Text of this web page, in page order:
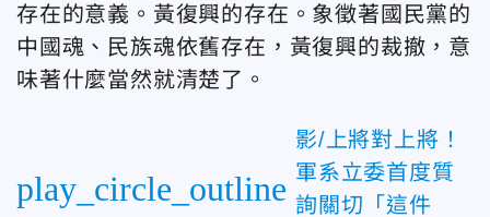
存在的意義。黃復興的存在。象徵著國民黨的
中國魂、民族魂依舊存在，黃復興的裁撤，意
味著什麼當然就清楚了。
play_circle_outline
影/上將對上將！
軍系立委首度質
詢關切「這件